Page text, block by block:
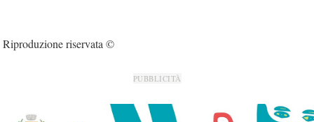
Riproduzione riservata ©
PUBBLICITÀ